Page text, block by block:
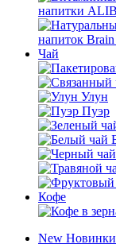
напитки
напиток
Чай
Улун
Пуэр
Кофе
New Новинки